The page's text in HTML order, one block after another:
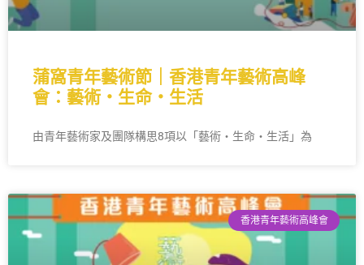
蒲窩青年藝術節｜香港青年藝術高峰
會：藝術・生命・生活
由青年藝術家及團隊構思8項以「藝術・生命・生活」為
香港青年藝術高峰會